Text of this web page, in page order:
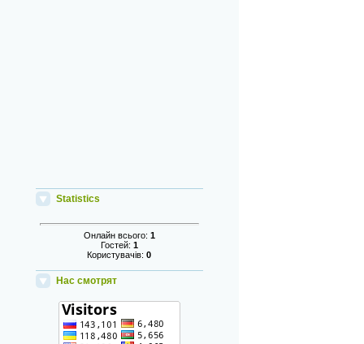
Statistics
Онлайн всього: 1
Гостей: 1
Користувачів:0
Нас смотрят